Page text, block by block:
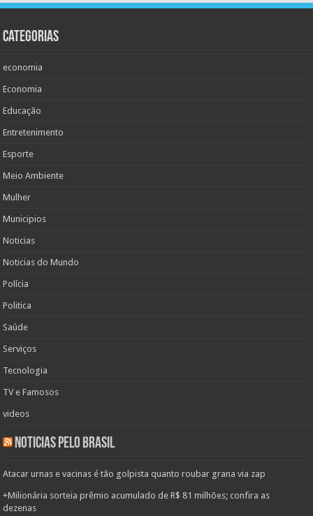
Categorias
economia
Economia
Educação
Entretenimento
Esporte
Meio Ambiente
Mulher
Municipios
Noticias
Noticias do Mundo
Polícia
Politica
Saúde
Serviços
Tecnologia
TV e Famosos
videos
Noticias pelo Brasil
Atacar urnas e vacinas é tão golpista quanto roubar grana via zap
+Milionária sorteia prêmio acumulado de R$ 81 milhões; confira as
dezenas